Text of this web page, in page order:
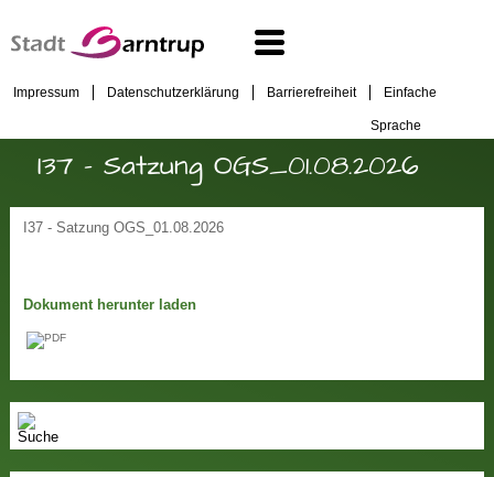
Impressum Datenschutzerklärung Barrierefreiheit Einfache
Sprache
I37 - Satzung OGS_01.08.2026
I37 - Satzung OGS_01.08.2026
Dokument herunter laden